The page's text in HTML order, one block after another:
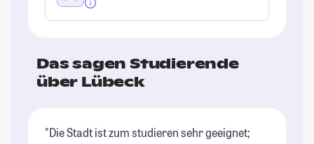
Das sagen Studierende
über Lübeck
"Die Stadt ist zum studieren sehr geeignet;